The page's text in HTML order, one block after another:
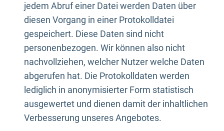
jedem Abruf einer Datei werden Daten über
diesen Vorgang in einer Protokolldatei
gespeichert. Diese Daten sind nicht
personenbezogen. Wir können also nicht
nachvollziehen, welcher Nutzer welche Daten
abgerufen hat. Die Protokolldaten werden
lediglich in anonymisierter Form statistisch
ausgewertet und dienen damit der inhaltlichen
Verbesserung unseres Angebotes.